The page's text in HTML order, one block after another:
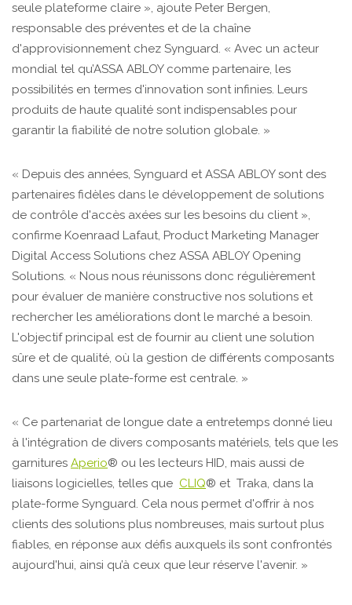
seule plateforme claire », ajoute Peter Bergen,
responsable des préventes et de la chaîne
d'approvisionnement chez Synguard. « Avec un acteur
mondial tel qu’ASSA ABLOY comme partenaire, les
possibilités en termes d'innovation sont infinies. Leurs
produits de haute qualité sont indispensables pour
garantir la fiabilité de notre solution globale. »
« Depuis des années, Synguard et ASSA ABLOY sont des
partenaires fidèles dans le développement de solutions
de contrôle d'accès axées sur les besoins du client »,
confirme Koenraad Lafaut, Product Marketing Manager
Digital Access Solutions chez ASSA ABLOY Opening
Solutions. « Nous nous réunissons donc régulièrement
pour évaluer de manière constructive nos solutions et
rechercher les améliorations dont le marché a besoin.
L'objectif principal est de fournir au client une solution
sûre et de qualité, où la gestion de différents composants
dans une seule plate-forme est centrale. »
« Ce partenariat de longue date a entretemps donné lieu
à l'intégration de divers composants matériels, tels que les
garnitures Aperio® ou les lecteurs HID, mais aussi de
liaisons logicielles, telles que CLIQ® et Traka, dans la
plate-forme Synguard. Cela nous permet d'offrir à nos
clients des solutions plus nombreuses, mais surtout plus
fiables, en réponse aux défis auxquels ils sont confrontés
aujourd'hui, ainsi qu’à ceux que leur réserve l'avenir. »